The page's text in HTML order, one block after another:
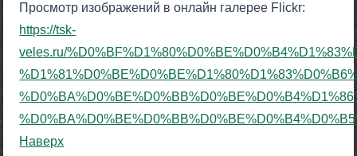
Просмотр изображений в онлайн галерее Flickr:
https://tsk-
veles.ru/
Наверх